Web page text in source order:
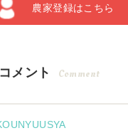
農家登録はこちら
メント Comment